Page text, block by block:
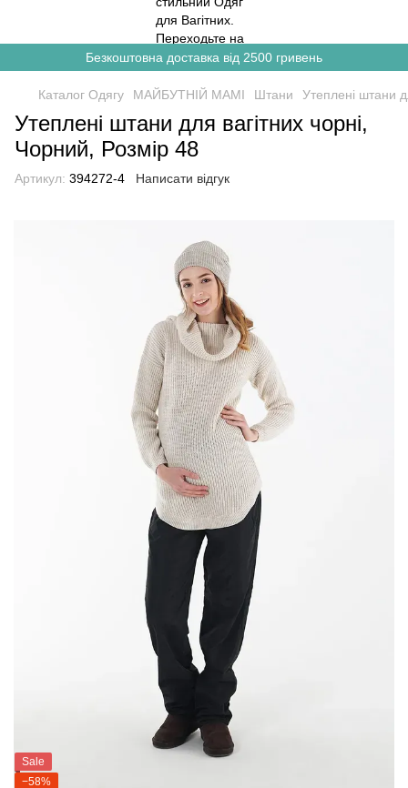
Безкоштовна доставка від 2500 гривень
Каталог Одягу МАЙБУТНІЙ МАМІ Штани Утеплені штани
Утеплені штани для вагітних чорні,
Чорний, Розмір 48
Артикул: 394272-4 Написати відгук
Sale
−58%